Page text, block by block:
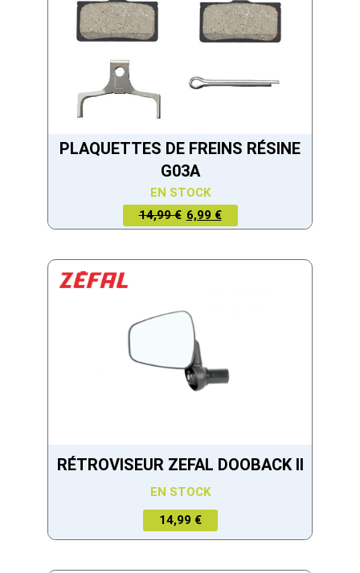
PLAQUETTES DE FREINS RÉSINE
G03A
EN STOCK
14,99 €
LE PRIX
INITIAL
6,99 €
LE PRIX
ACTUEL
RÉTROVISEUR ZEFAL DOOBACK II
EN STOCK
14,99 €